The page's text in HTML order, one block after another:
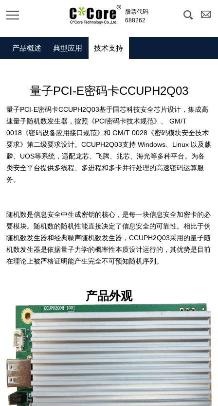
股票代码
688262
产品概述 典型应用 技术支持
量子PCI-E密码卡CCUPH2Q03
量子PCI-E密码卡CCUPH2Q03基于国芯科技安全芯片设计，集成高
速量子随机数发生器，按照《PCI密码卡技术规范》、 GM/T
0018《密码设备应用接口规范》和 GM/T 0028《密码模块安全技术
要求》第二级要求设计。CCUPH2Q03支持 Windows、Linux 以及麒
麟、UOS等系统，适配龙芯、飞腾、兆芯、海光等多种平台。为各
类安全平台提供多线程、多进程和多卡并行处理的高速密码运算服
务。
随机数是信息安全中生成密钥的核心，是每一块信息安全加密卡的必
要模块。随机数的随机性能直接决定了信息安全的可靠性。相比于伪
随机数发生器和经典噪声随机数发生器，CCUPH2Q03采用的量子随
机数发生器是依据量子力学的概率性本质设计运行的，其优势是目前
在理论上被严格证明能产生完全不可预知随机序列。
产品外观